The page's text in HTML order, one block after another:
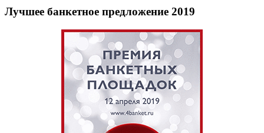
Лучшее банкетное предложение 2019